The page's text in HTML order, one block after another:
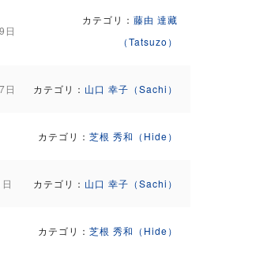
日
カテゴリ： 藤由 達藏
（Tatsuzo）
日 カテゴリ： 山口 幸子（Sachi）
カテゴリ： 芝根 秀和（Hide）
カテゴリ： 山口 幸子（Sachi）
カテゴリ： 芝根 秀和（Hide）